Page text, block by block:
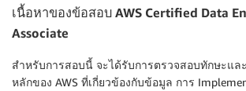
เนื้อหาของข้อสอบ AWS Certified Data
Associate
สำหรับการสอบนี้ จะได้รับการตรวจสอบทักษะแล
หลักของ AWS ที่เกี่ยวข้องกับข้อมูล การ